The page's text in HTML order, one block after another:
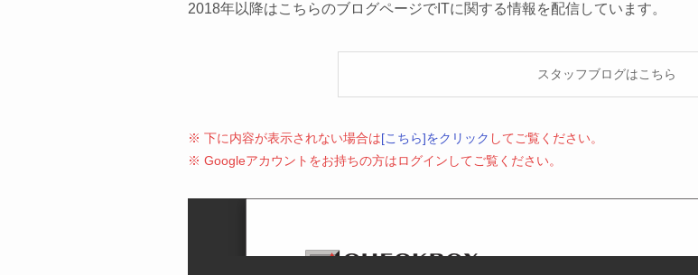
2018年以降はこちらのブログページでITに関する情報を配信しています。
スタッフブログはこちら
※ 下に内容が表示されない場合は[こちら]をクリック してご覧ください。
※ Googleアカウントをお持ちの方はログインしてご覧ください。